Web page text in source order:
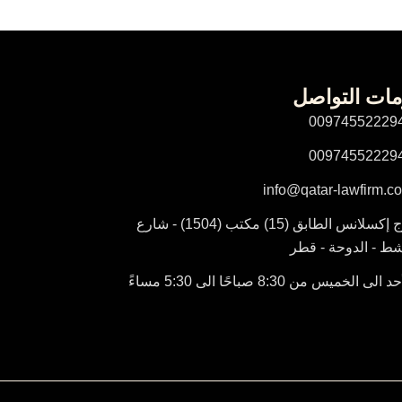
التواصل
info@qatar-
برج إكسلانس الطابق (15) مكتب (1504) - شارع
- الدوحة - قطر
الى الخميس من 8:30 صباحًا الى 5:30 مساءً